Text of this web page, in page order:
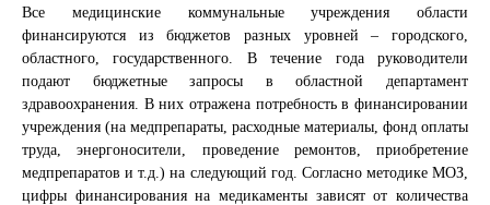
Все медицинские коммунальные учреждения области
финансируются из бюджетов разных уровней – городского,
областного, государственного. В течение года руководители
подают бюджетные запросы в областной департамент
здравоохранения. В них отражена потребность в финансировании
учреждения (на медпрепараты, расходные материалы, фонд оплаты
труда, энергоносители, проведение ремонтов, приобретение
медпрепаратов и т.д.) на следующий год. Согласно методике МОЗ,
цифры финансирования на медикаменты зависят от количества